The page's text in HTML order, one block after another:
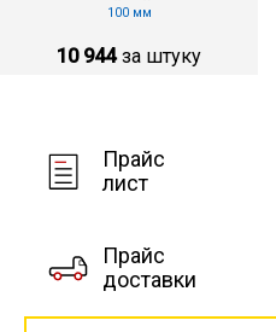
100 мм
10 944 за штуку
Прайс
лист
Прайс
доставки